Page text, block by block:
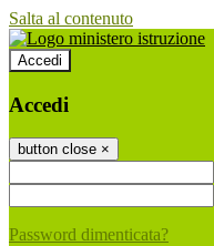
Salta al contenuto
Accedi
Accedi
button close ×
Password dimenticata?